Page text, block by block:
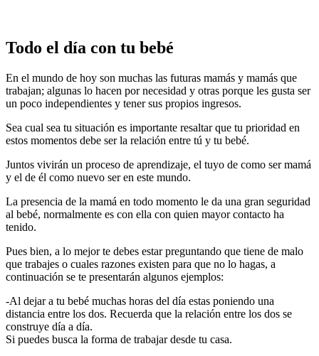
Todo el día con tu bebé
En el mundo de hoy son muchas las futuras mamás y mamás que
trabajan; algunas lo hacen por necesidad y otras porque les gusta ser
un poco independientes y tener sus propios ingresos.
Sea cual sea tu situación es importante resaltar que tu prioridad en
estos momentos debe ser la relación entre tú y tu bebé.
Juntos vivirán un proceso de aprendizaje, el tuyo de como ser mamá
y el de él como nuevo ser en este mundo.
La presencia de la mamá en todo momento le da una gran seguridad
al bebé, normalmente es con ella con quien mayor contacto ha
tenido.
Pues bien, a lo mejor te debes estar preguntando que tiene de malo
que trabajes o cuales razones existen para que no lo hagas, a
continuación se te presentarán algunos ejemplos:
-Al dejar a tu bebé muchas horas del día estas poniendo una
distancia entre los dos. Recuerda que la relación entre los dos se
construye día a día.
Si puedes busca la forma de trabajar desde tu casa.